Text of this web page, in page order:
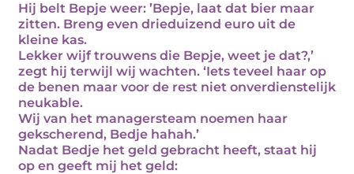
Hij belt Bepje weer: ’Bepje, laat dat bier maar
zitten. Breng even drieduizend euro uit de
kleine kas.
Lekker wijf trouwens die Bepje, weet je dat?,’
zegt hij terwijl wij wachten. ‘Iets teveel haar op
de benen maar voor de rest niet onverdienstelijk
neukable.
Wij van het managersteam noemen haar
gekscherend, Bedje hahah.’
Nadat Bedje het geld gebracht heeft, staat hij
op en geeft mij het geld: